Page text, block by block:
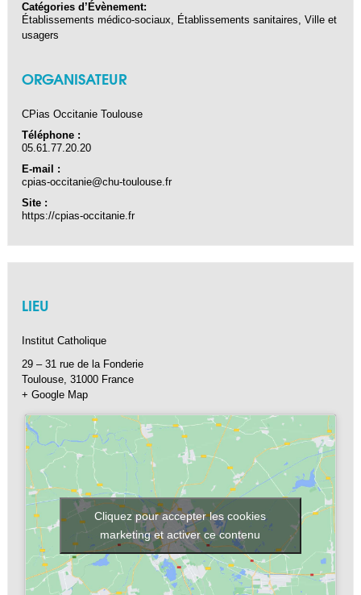
Catégories d’Évènement:
Établissements médico-sociaux, Établissements sanitaires,Ville et
usagers
ORGANISATEUR
CPias Occitanie Toulouse
Téléphone :
05.61.77.20.20
E-mail :
cpias-occitanie@chu-toulouse.fr
Site :
https://cpias-occitanie.fr
LIEU
Institut Catholique
29 – 31 rue de la Fonderie
Toulouse 31000 France
+ Google Map
Cliquez pour accepter les cookies
marketing et activer ce contenu